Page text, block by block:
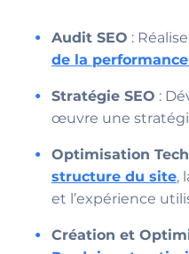
Audit SEO :
de la performance
Stratégie SEO :
œuvre une
Optimisation
structure du site,
et l’expérience
Création et